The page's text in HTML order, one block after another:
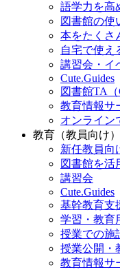
語学力を高
図書館の使
本をたくさ
自宅で使え
講習会・イ
Cute.Guides
図書館TA（
教育情報サ
オンライン
教育（教員向け）
新任教員向
図書館を活
講習会
Cute.Guides
基幹教育支
学習・教育
授業での施
授業公開・
教育情報サ